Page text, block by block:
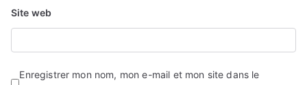
Site web
Enregistrer mon nom, mon e-mail et mon site dans le